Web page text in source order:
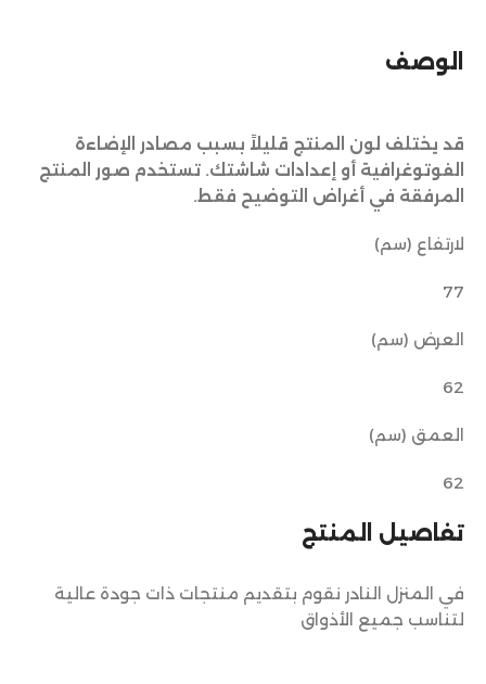
تفاصيل المنتج
في المنزل النادر نقوم بتقديم منتجات ذات جودة عالية
لتناسب جميع الأذواق
الوصف
قد يختلف لون المنتج قليلاً بسبب مصادر الإضاءة
الفوتوغرافية أو إعدادات شاشتك. تستخدم صور المنتج
المرفقة في أغراض التوضيح فقط.
لارتفاع (سم)
77
العرض (سم)
62
العمق (سم)
62